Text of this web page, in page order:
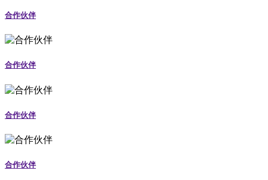
合作伙伴
合作伙伴
合作伙伴
合作伙伴